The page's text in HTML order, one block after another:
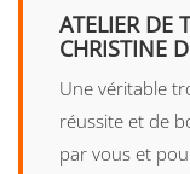
ATELIER DE
CHRISTINE
Une véritable
réussite et de
par vous et